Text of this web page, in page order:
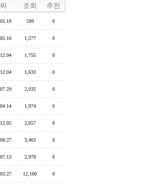
조회 추천
599 0
1,577 0
1,755 0
1,633 0
2,035 0
1,974 0
2,657 0
3,463 0
2,978 0
12,100 0